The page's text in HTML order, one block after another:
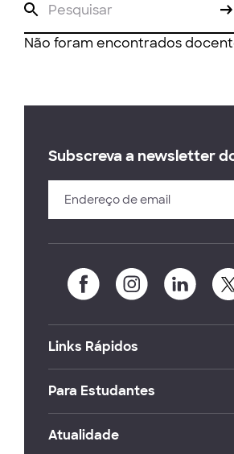
Não foram encontrados
Subscreva a newsletter
Links Rápidos
Para Estudantes
Atualidade